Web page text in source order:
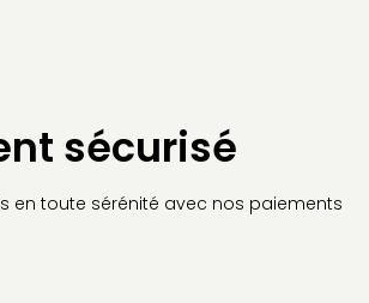
sécurisé
en toute sérénité avec nos paiements